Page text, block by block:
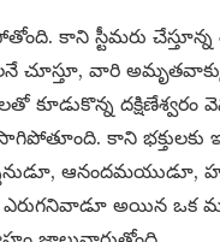
కాని స్టీమరు
చూస్తూ, వారి
దక్షిణేశ్వరం
కాని భక్తులకు
ఆనందమయుడూ,
ఎరుగనివాడూ అయిన ఒక